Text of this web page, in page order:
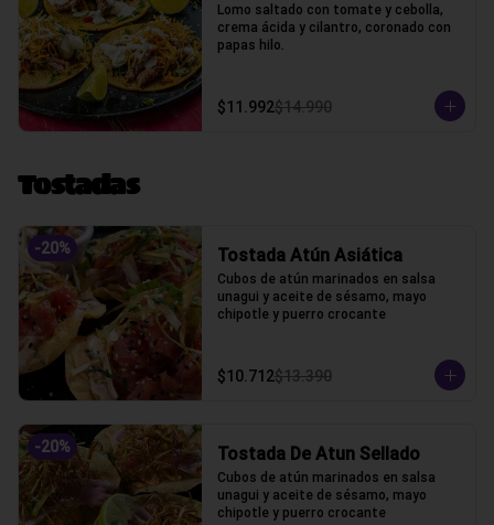
Lomo saltado con tomate y cebolla,
crema ácida y cilantro, coronado con
papas hilo.
$11.992$14.990
Tostadas
-20% Tostada Atún Asiática
Cubos de atún marinados en salsa
unagui y aceite de sésamo, mayo
chipotle y puerro crocante
$10.712$13.390
-20% Tostada De Atun Sellado
Cubos de atún marinados en salsa
unagui y aceite de sésamo, mayo
chipotle y puerro crocante